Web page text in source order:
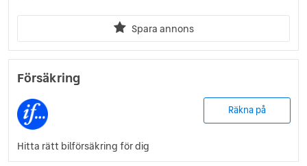
Spara annons
Försäkring
Räkna på
Hitta rätt bilförsäkring för dig